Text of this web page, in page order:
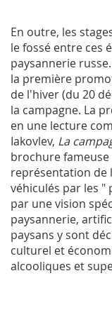
En outre, les
le fossé entre ces
paysannerie
la première
de l'hiver (du 20
la campagne. La
en une lecture
Iakovlev, La
brochure
représentation de
véhiculés par les "
par une vision
paysannerie,
paysans y sont
culturel et
alcooliques et